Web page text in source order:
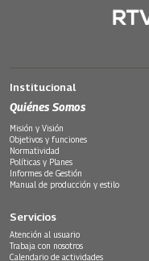
Institucional
Quiénes Somos
Misión y Visión
Objetivos y funciones
Normatividad
Políticas y Planes
Informes de Gestión
Manual de producción y estilo
Servicios
Atención al usuario
Trabaja con nosotros
Calendario de actividades